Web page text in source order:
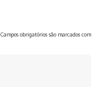
Campos obrigatórios são marcados com